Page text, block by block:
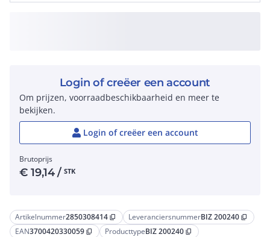
Artikelnummer2850308414 content_copy LeveranciersnummerBIZ 200240 content_copy
EAN3700420330059 content_copy ProducttypeBIZ 200240 content_copy
Login of creëer een account
Om prijzen, voorraadbeschikbaarheid en meer te
bekijken.
Login of creëer een account
Brutoprijs
€19,14/ STK